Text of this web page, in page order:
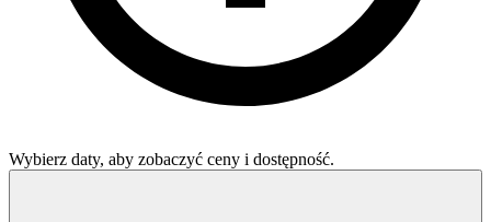
Wybierz daty, aby zobaczyć ceny i dostępność.